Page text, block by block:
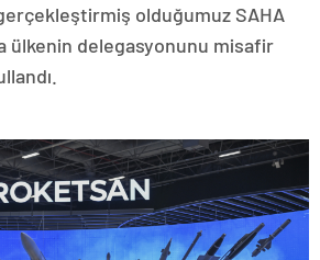
gerçekleştirmiş olduğumuz SAHA
ülkenin delegasyonunu misafir